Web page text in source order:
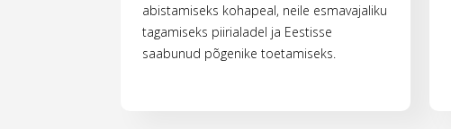
abistamiseks kohapeal, neile esmavajaliku
tagamiseks piirialadel ja Eestisse
saabunud põgenike toetamiseks.